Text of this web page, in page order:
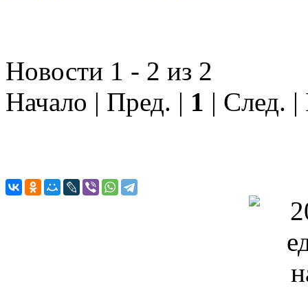
Новости 1 - 2 из 2
Начало | Пред. | 1 | След.